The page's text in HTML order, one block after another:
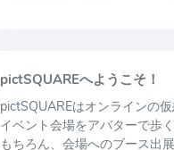
pictSQUAREへようこそ！
pictSQUAREはオンラインの
イベント会場をアバターで歩
もちろん、会場へのブース出